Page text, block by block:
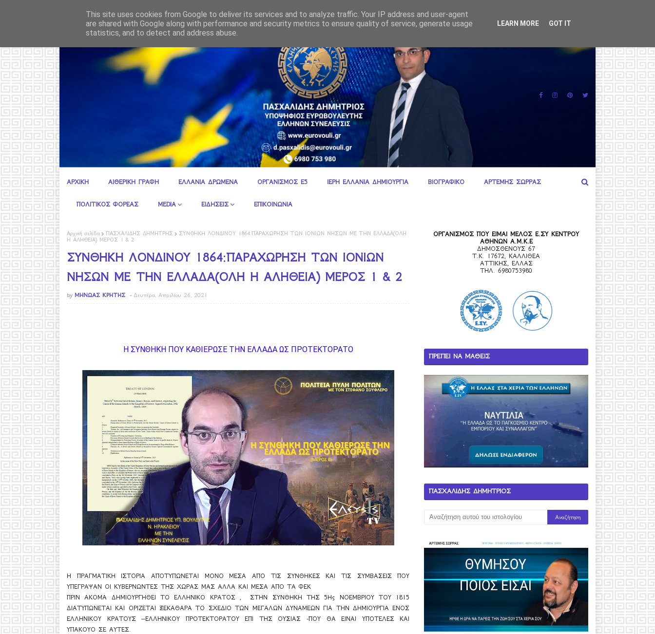
ΑΛΕΞΑΝΔΡΟΣ ΩΜΕΓΑ Μέση Ανατολή - όλη η αλήθεια
ΑΡΧΙΚΗ ΑΙΘΕΡΙΚΗ ΓΡΑΦΗ ΕΛΛΑΝΙΑ ΔΡΩΜΕΝΑ ΟΡΓΑΝΙΣΜΟΣ Ε5 ΙΕΡΗ ΕΛΛΑΝΙΑ ΔΗΜΙΟΥΡΓΙΑ ΒΙΟΓΡΑΦΙΚΟ ΑΡΤΕΜΗΣ ΣΩΡΡΑΣ
ΠΟΛΙΤΙΚΟΣ ΦΟΡΕΑΣ MEDIA ΕΙΔΗΣΕΙΣ ΕΠΙΚΟΙΝΩΝΙΑ
Αρχική σελίδα ΠΑΣΧΑΛΙΔΗΣ ΔΗΜΗΤΡΗΣ
ΣΥΝΘΗΚΗ ΛΟΝΔΙΝΟΥ 1864:ΠΑΡΑΧΩΡΗΣΗ ΤΩΝ ΙΟΝΙΩΝ ΝΗΣΩΝ ΜΕ ΤΗΝ ΕΛΛΑΔΑ(ΟΛΗ
Η ΑΛΗΘΕΙΑ) ΜΕΡΟΣ 1 & 2
ΣΥΝΘΗΚΗ ΛΟΝΔΙΝΟΥ 1864:ΠΑΡΑΧΩΡΗΣΗ ΤΩΝ ΙΟΝΙΩΝ
ΝΗΣΩΝ ΜΕ ΤΗΝ ΕΛΛΑΔΑ(ΟΛΗ Η ΑΛΗΘΕΙΑ) ΜΕΡΟΣ 1 & 2
by ΜΗΝΩΑΣ ΚΡΗΤΗΣ Δευτέρα, Απριλίου 26, 2021
Η ΣΥΝΘΗΚΗ ΠΟΥ ΚΑΘΙΕΡΩΣΕ ΤΗΝ ΕΛΛΑΔΑ ΩΣ ΠΡΟΤΕΚΤΟΡΑΤΟ
Η ΠΡΑΓΜΑΤΙΚΗ ΙΣΤΟΡΙΑ ΑΠΟΤΥΠΩΝΕΤΑΙ ΜΟΝΟ ΜΕΣΑ ΑΠΟ ΤΙΣ ΣΥΝΘΗΚΕΣ ΚΑΙ ΤΙΣ ΣΥΜΒΑΣΕΙΣ ΠΟΥ
ΥΠΕΓΡΑΨΑΝ ΟΙ ΚΥΒΕΡΝΩΝΤΕΣ ΤΗΣ ΧΩΡΑΣ ΜΑΣ ΑΛΛΑ ΚΑΙ ΜΕΣΑ ΑΠΟ ΤΑ ΦΕΚ
ΠΡΙΝ ΑΚΟΜΑ ΔΗΜΙΟΥΡΓΗΘΕΙ ΤΟ ΕΛΛΗΝΙΚΟ ΚΡΑΤΟΣ ,  ΣΤΗΝ ΣΥΝΘΗΚΗ ΤΗΣ 5Ης ΝΟΕΜΒΡΙΟΥ ΤΟΥ 1815
ΔΙΑΤΥΠΩΝΕΤΑΙ ΚΑΙ ΟΡΙΖΕΤΑΙ ΞΕΚΑΘΑΡΑ ΤΟ ΣΧΕΔΙΟ ΤΩΝ ΜΕΓΑΛΩΝ ΔΥΝΑΜΕΩΝ ΓΙΑ ΤΗΝ ΔΗΜΙΟΥΡΓΙΑ ΕΝΟΣ
ΕΛΛΗΝΙΚΟΥ ΚΡΑΤΟΥΣ –ΕΛΛΗΝΙΚΟΥ ΠΡΟΤΕΚΤΟΡΑΤΟΥ ΕΠΙ ΤΗΣ ΟΥΣΙΑΣ -ΠΟΥ ΘΑ ΕΙΝΑΙ ΥΠΟΤΕΛΕΣ ΚΑΙ
ΥΠΑΚΟΥΟ ΣΕ ΑΥΤΕΣ.
ΟΡΓΑΝΙΣΜΟΣ ΠΟΥ ΕΙΜΑΙ ΜΕΛΟΣ Ε.ΣΥ ΚΕΝΤΡΟΥ
ΑΘΗΝΩΝ Α.Μ.Κ.Ε
ΔΗΜΟΣΘΕΝΟΥΣ 67
Τ.Κ. 17672, ΚΑΛΛΙΘΕΑ
ΑΤΤΙΚΗΣ, ΕΛΛΑΣ
ΤΗΛ. 6980753980
ΠΡΕΠΕΙ ΝΑ ΜΑΘΕΙΣ
ΠΑΣΧΑΛΙΔΗΣ ΔΗΜΗΤΡΙΟΣ
This site uses cookies from Google to deliver its services and to analyze traffic. Your IP address and user-agent
are shared with Google along with performance and security metrics to ensure quality of service, generate usage
statistics, and to detect and address abuse.
LEARN MORE GOT IT